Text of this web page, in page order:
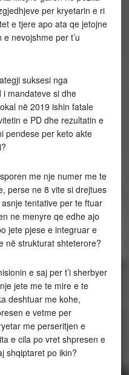
per kryetarin e ri
e tjere apo ata qe jetojne
nevojshme per t’u
suksesi nga
mandateve si dhe
në 2019 ishin fatale
e PD dhe rezultatin e
pendese per keto akte
me nje numer me te
perse ne 8 vite si drejtues
tentative per te ftuar
ne menyre qe edhe ajo
jete pjese e integruar e
në strukturat shteterore?
e saj per t’i sherbyer
jete me te mire e te
deshtuar me kohe,
e vetme per
me perseritjen e
e cila po vret shpresen e
shqiptaret po ikin?